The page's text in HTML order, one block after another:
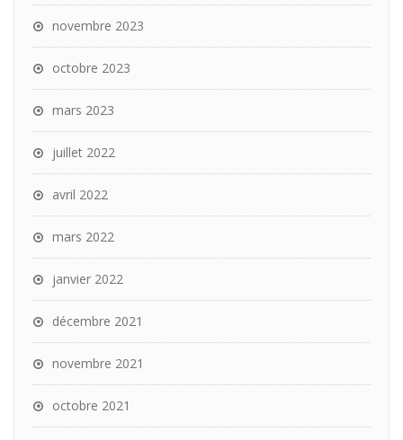
novembre 2023
octobre 2023
mars 2023
juillet 2022
avril 2022
mars 2022
janvier 2022
décembre 2021
novembre 2021
octobre 2021